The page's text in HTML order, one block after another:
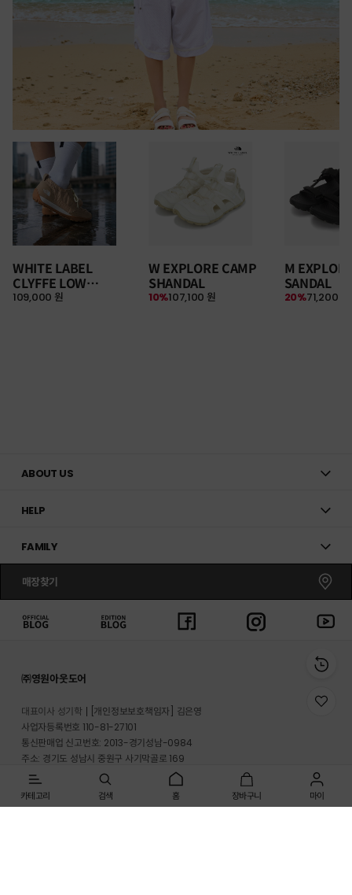
카테고리 검색 홈 장바구니 마이
WHITE LABEL
CLYFFE LOW
SNEAKERS
109,000 원
W EXPLORE CAMP
SHANDAL
107,100 원
10%
M
SANDAL
71,200 원
20%
ABOUT US
HELP
FAMILY
매장찾기
㈜영원아웃도어
대표이사 성기학
[개인정보보호책임자] 김은영
사업자등록번호 110-81-27101
통신판매업 신고번호: 2013-경기성남-0984
주소: 경기도 성남시 중원구 사기막골로 169
반송지 주소 : 경기도 이천시 마장면 프리미엄 아울렛로 33-20
온라인몰 고객지원실: 1661-3512
위
이
동